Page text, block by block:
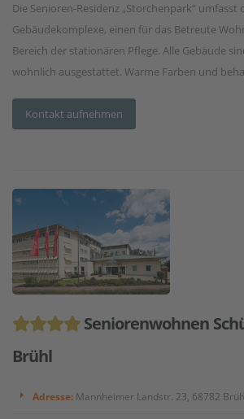
Die Senioren-Residenz „Storchenpark“ umfasst
Gebäudekomplexe, einen für das Betreute
Bereich der stationären Pflege. Alle Gebäude
wohnlich ausgestattet. Warme Farben und
Kontakt aufnehmen
Seniorenwohnen
Brühl
Adresse: Mannheimer Landstr. 23, 68782